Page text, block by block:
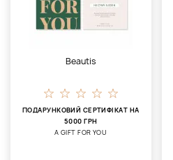
Beautis
ПОДАРУНКОВИЙ СЕРТИФІКАТ НА
5000 ГРН
A GIFT FOR YOU